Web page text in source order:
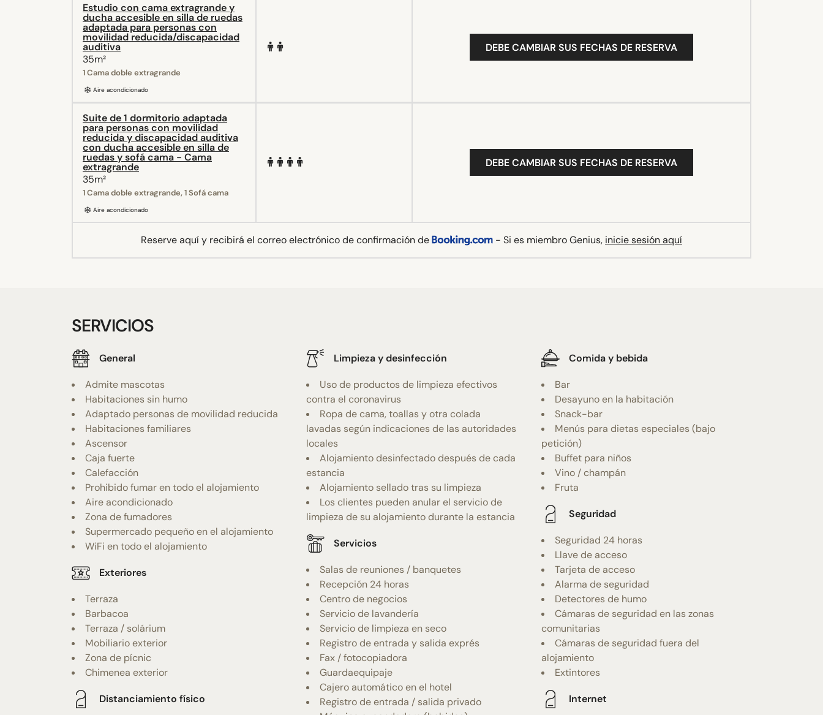
Estudio con cama extragrande y
ducha accesible en silla de ruedas
adaptada para personas con
movilidad reducida/discapacidad
auditiva
35m²
1 Cama doble extragrande
Aire acondicionado
DEBE CAMBIAR SUS FECHAS DE RESERVA
Suite de 1 dormitorio adaptada
para personas con movilidad
reducida y discapacidad auditiva
con ducha accesible en silla de
ruedas y sofá cama - Cama
extragrande
35m²
1 Cama doble extragrande, 1 Sofá cama
Aire acondicionado
DEBE CAMBIAR SUS FECHAS DE RESERVA
Reserve aquí y recibirá el correo electrónico de confirmación de - Si es miembro Genius, inicie sesión aquí
SERVICIOS
General
Admite mascotas
Habitaciones sin humo
Adaptado personas de movilidad reducida
Habitaciones familiares
Ascensor
Caja fuerte
Calefacción
Prohibido fumar en todo el alojamiento
Aire acondicionado
Zona de fumadores
Supermercado pequeño en el alojamiento
WiFi en todo el alojamiento
Exteriores
Terraza
Barbacoa
Terraza / solárium
Mobiliario exterior
Zona de pícnic
Chimenea exterior
Distanciamiento físico
Limpieza y desinfección
Uso de productos de limpieza efectivos
contra el coronavirus
Ropa de cama, toallas y otra colada
lavadas según indicaciones de las autoridades
locales
Alojamiento desinfectado después de cada
estancia
Alojamiento sellado tras su limpieza
Los clientes pueden anular el servicio de
limpieza de su alojamiento durante la estancia
Servicios
Salas de reuniones / banquetes
Recepción 24 horas
Centro de negocios
Servicio de lavandería
Servicio de limpieza en seco
Registro de entrada y salida exprés
Fax / fotocopiadora
Guardaequipaje
Cajero automático en el hotel
Registro de entrada / salida privado
Comida y bebida
Bar
Desayuno en la habitación
Snack-bar
Menús para dietas especiales (bajo
petición)
Buffet para niños
Vino / champán
Fruta
Seguridad
Seguridad 24 horas
Llave de acceso
Tarjeta de acceso
Alarma de seguridad
Detectores de humo
Cámaras de seguridad en las zonas
comunitarias
Cámaras de seguridad fuera del
alojamiento
Extintores
Internet